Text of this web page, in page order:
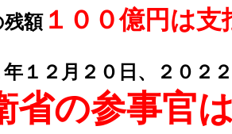
額１００億円は
１２月２０日、２０２
省の参事官